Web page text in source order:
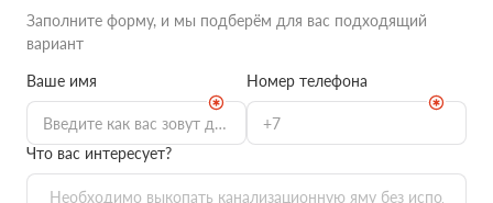
Заполните форму, и мы подберём для вас подходящий
вариант
Ваше имя
Номер телефона
Что вас интересует?